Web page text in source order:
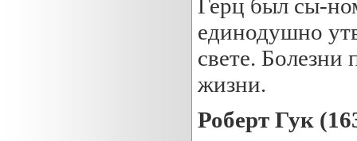
Герц был сы-
единодушно
свете. Болезни
жизни.
Роберт Гук